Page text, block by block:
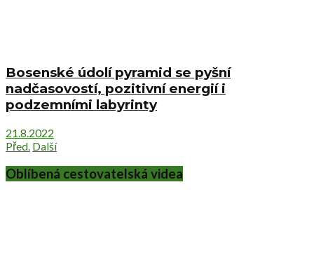
Bosenské údolí pyramid se pyšní
nadčasovostí, pozitivní energií i
podzemními labyrinty
21.8.2022
Před. Další
Oblíbená cestovatelská videa